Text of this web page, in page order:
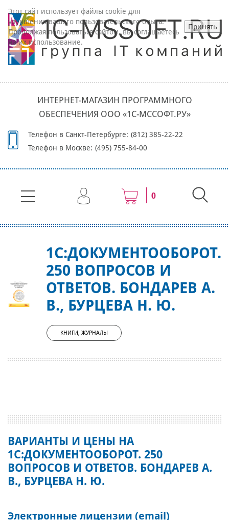
ИНТЕРНЕТ-МАГАЗИН ПРОГРАММНОГО
ОБЕСПЕЧЕНИЯ ООО «1С-МССОФТ.РУ»
Телефон в Санкт-Петербурге: (812) 385-22-22
Телефон в Москве: (495) 755-84-00
0
1С:ДОКУМЕНТООБОРОТ.
250 ВОПРОСОВ И
ОТВЕТОВ. БОНДАРЕВ А.
В., БУРЦЕВА Н. Ю.
КНИГИ, ЖУРНАЛЫ
ВАРИАНТЫ И ЦЕНЫ НА
1С:ДОКУМЕНТООБОРОТ. 250
ВОПРОСОВ И ОТВЕТОВ. БОНДАРЕВ А.
В., БУРЦЕВА Н. Ю.
Электронные лицензии (email)
Этот сайт использует файлы cookie для
улучшения вашего пользовательского опыта.
Продолжая пользоваться сайтом, вы соглашаетесь
на их использование.
Принять